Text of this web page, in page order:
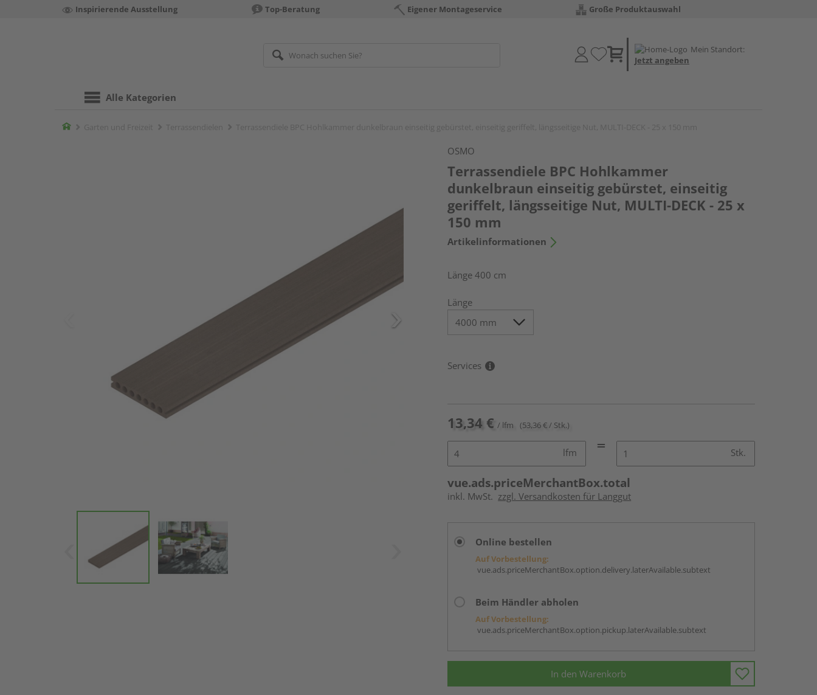
Inspirierende Ausstellung Top-Beratung Eigener Montageservice Große Produktauswahl
Mein Standort:
Jetzt angeben
Alle Kategorien
Home
OSMO
Terrassendiele BPC Hohlkammer
dunkelbraun einseitig gebürstet, einseitig
geriffelt, längsseitige Nut, MULTI-DECK - 25 x
150 mm
Artikelinformationen
Länge 400 cm
Länge
Services
13,34 € / lfm (53,36 € / Stk.)
lfm Stk.
vue.ads.priceMerchantBox.total
inkl. MwSt. zzgl. Versandkosten für Langgut
Online bestellen
Auf Vorbestellung:
vue.ads.priceMerchantBox.option.delivery.laterAvailable.subtext
Beim Händler abholen
Auf Vorbestellung:
vue.ads.priceMerchantBox.option.pickup.laterAvailable.subtext
In den Warenkorb